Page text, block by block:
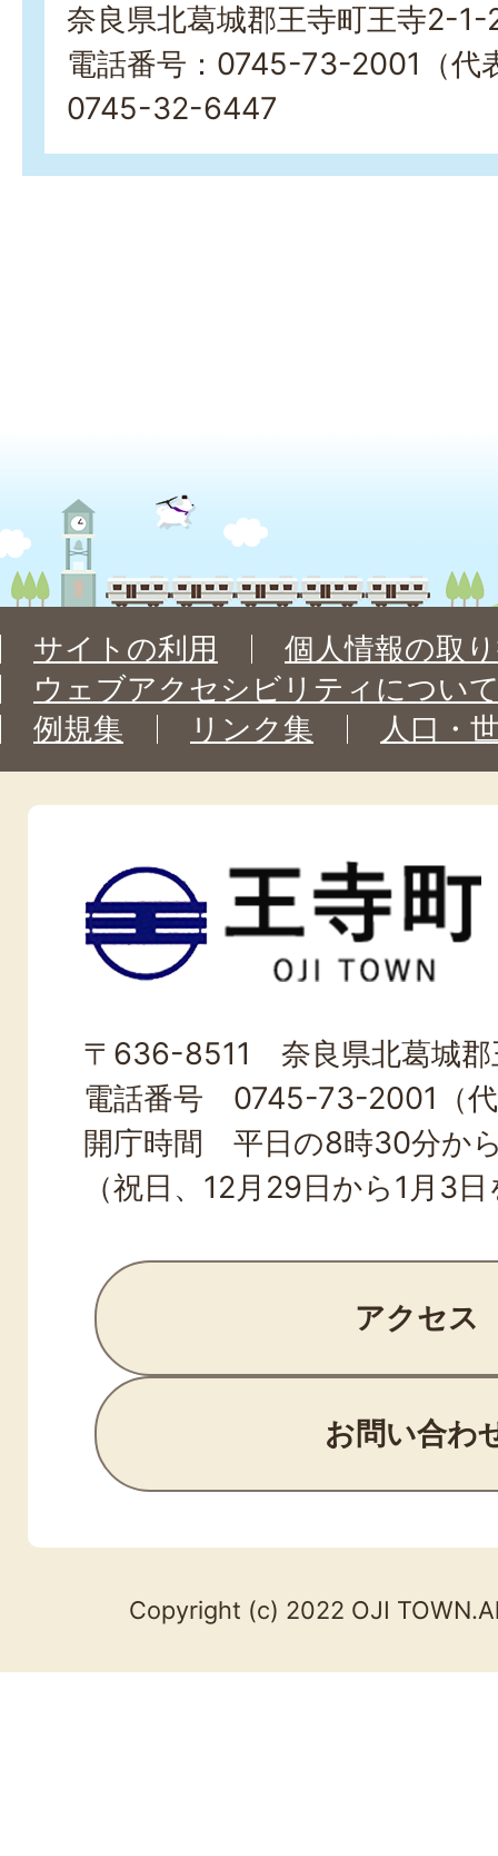
奈良県北葛城郡王寺町王寺2-
電話番号：0745-73-2001（代
0745-32-6447
サイトの利用
個人情報の取
ウェブアクセシビリティについ
例規集
リンク集 人口・
王
寺
町
TOWN
〒636-8511 奈良県北葛城郡
電話番号 0745-73-2001（
開庁時間 平日の8時30分か
（祝日、12月29日から1月3
アクセス
お問い合わ
Copyright (c) 2022 OJI